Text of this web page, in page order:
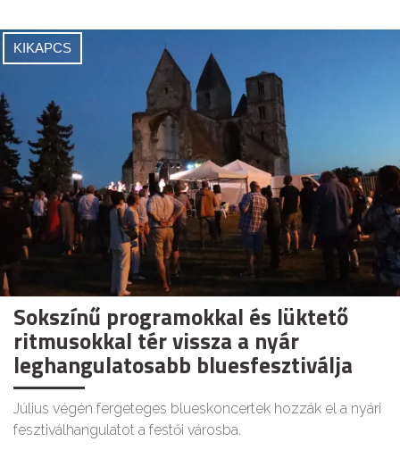
KIKAPCS
Sokszínű programokkal és lüktető
ritmusokkal tér vissza a nyár
leghangulatosabb bluesfesztiválja
Július végén fergeteges blueskoncertek hozzák el a nyári
fesztiválhangulatot a festői városba.